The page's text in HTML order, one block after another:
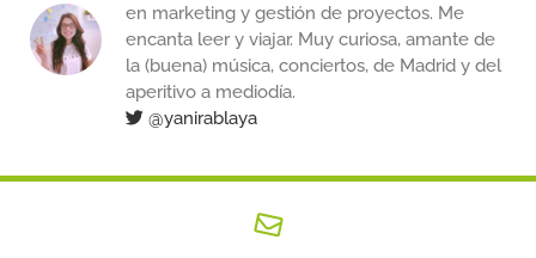
en marketing y gestión de proyectos. Me
encanta leer y viajar. Muy curiosa, amante de
la (buena) música, conciertos, de Madrid y del
aperitivo a mediodía.
@yanirablaya